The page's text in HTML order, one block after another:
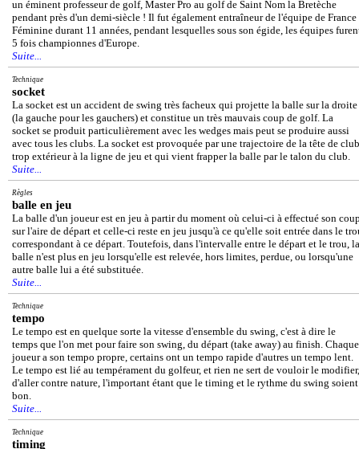
un éminent professeur de golf, Master Pro au golf de Saint Nom la Bretèche
pendant près d'un demi-siècle ! Il fut également entraîneur de l'équipe de France
Féminine durant 11 années, pendant lesquelles sous son égide, les équipes
5 fois championnes d'Europe.
Suite...
Technique
socket
La socket est un accident de swing très facheux qui projette la balle sur la droite
(la gauche pour les gauchers) et constitue un très mauvais coup de golf. La
socket se produit particulièrement avec les wedges mais peut se produire aussi
avec tous les clubs. La socket est provoquée par une trajectoire de la tête de club
trop extérieur à la ligne de jeu et qui vient frapper la balle par le talon du club.
Suite...
Règles
balle en jeu
La balle d'un joueur est en jeu à partir du moment où celui-ci à effectué son
sur l'aire de départ et celle-ci reste en jeu jusqu'à ce qu'elle soit entrée dans le
correspondant à ce départ. Toutefois, dans l'intervalle entre le départ et le trou, la
balle n'est plus en jeu lorsqu'elle est relevée, hors limites, perdue, ou lorsqu'une
autre balle lui a été substituée.
Suite...
Technique
tempo
Le tempo est en quelque sorte la vitesse d'ensemble du swing, c'est à dire le
temps que l'on met pour faire son swing, du départ (take away) au finish. Chaque
joueur a son tempo propre, certains ont un tempo rapide d'autres un tempo lent.
Le tempo est lié au tempérament du golfeur, et rien ne sert de vouloir le modifier,
d'aller contre nature, l'important étant que le timing et le rythme du swing soient
bon.
Suite...
Technique
timing